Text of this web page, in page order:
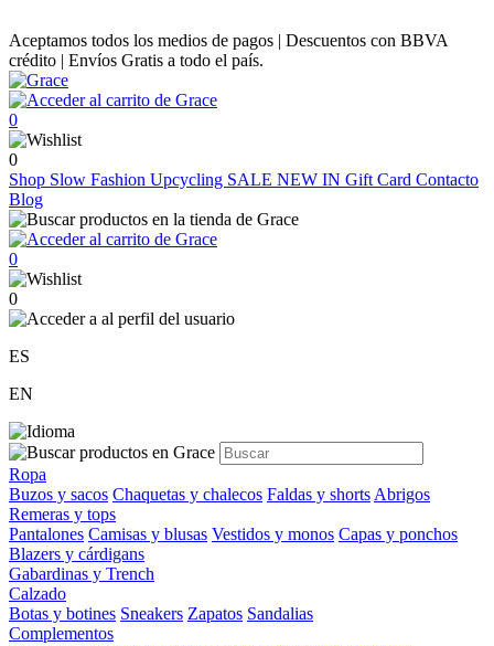
Aceptamos todos los medios de pagos | Descuentos con BBVA
crédito | Envíos Gratis a todo el país.
0
0
Shop Slow Fashion Upcycling SALE NEW IN Gift Card Contacto
Blog
0
0
ES
EN
Ropa
Buzos y sacos Chaquetas y chalecos Faldas y shorts Abrigos
Remeras y tops
Pantalones Camisas y blusas Vestidos y monos Capas y ponchos
Blazers y cárdigans
Gabardinas y Trench
Calzado
Botas y botines Sneakers Zapatos Sandalias
Complementos